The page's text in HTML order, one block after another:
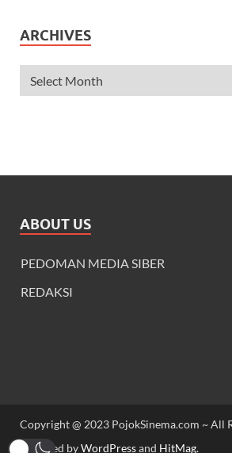
ARCHIVES
ABOUT US
PEDOMAN MEDIA SIBER
REDAKSI
Copyright @ 2023 PojokSinema.com ~ All
Powered byWordPressand HitMag.